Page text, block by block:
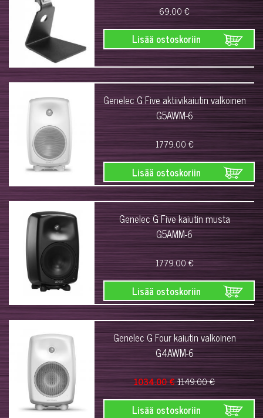
69.00 €
Lisää ostoskoriin
Genelec G Five aktiivikaiutin valkoinen
G5AWM-6
1779.00 €
Lisää ostoskoriin
Genelec G Five kaiutin musta
G5AMM-6
1779.00 €
Lisää ostoskoriin
Genelec G Four kaiutin valkoinen
G4AWM-6
1034.00 €1149.00 €
Lisää ostoskoriin